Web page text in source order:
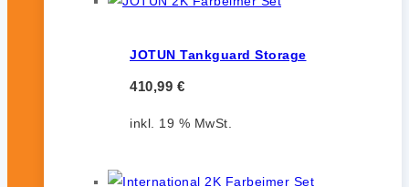
JOTUN Tankguard Storage
410,99 €
inkl. 19 % MwSt.